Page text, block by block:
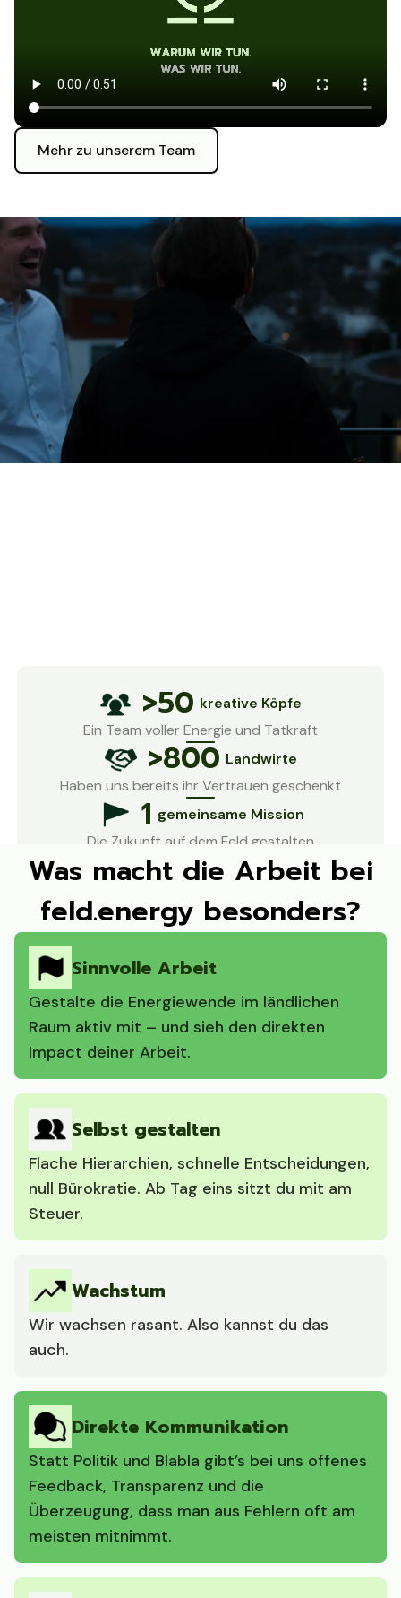
Mehr zu unserem Team
>50 kreative Köpfe
Ein Team voller Energie und Tatkraft
>800 Landwirte
Haben uns bereits ihr Vertrauen geschenkt
1 gemeinsame Mission
Die Zukunft auf dem Feld gestalten
Was macht die Arbeit bei
feld.energy besonders?
Sinnvolle Arbeit
Gestalte die Energiewende im ländlichen
Raum aktiv mit – und sieh den direkten
Impact deiner Arbeit.
Selbst gestalten
Flache Hierarchien, schnelle Entscheidungen,
null Bürokratie. Ab Tag eins sitzt du mit am
Steuer.
Wachstum
Wir wachsen rasant. Also kannst du das
auch.
Direkte Kommunikation
Statt Politik und Blabla gibt’s bei uns offenes
Feedback, Transparenz und die
Überzeugung, dass man aus Fehlern oft am
meisten mitnimmt.